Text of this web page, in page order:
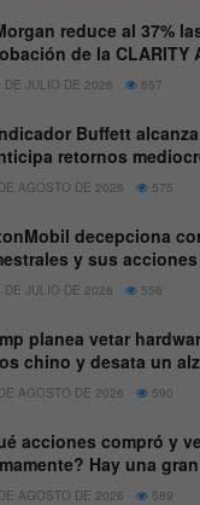
reduce al 37%
de la CLARITY
DE JULIO DE 2026 657
Buffett
retornos
AGOSTO DE 2026 575
decepciona
y sus
DE JULIO DE 2026 556
planea vetar
chino y desata un
AGOSTO DE 2026 590
acciones compró y
Hay una
AGOSTO DE 2026 589